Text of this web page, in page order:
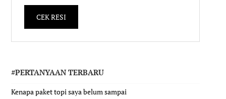
#PERTANYAAN TERBARU
Kenapa paket topi saya belum sampai